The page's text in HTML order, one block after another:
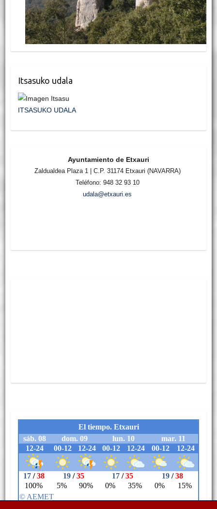
Itsasuko udala
ITSASUKO UDALA
Ayuntamiento de Etxauri
Zaldualdea Plaza 1 | C.P. 31174 Etxauri (NAVARRA)
Teléfono: 948 32 93 10
udala@etxauri.es